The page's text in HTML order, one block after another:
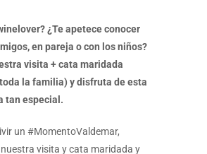
¿Te apetece conocer
en pareja o con los niños?
visita + cata maridada
la familia) y disfruta de esta
tan especial.
un #MomentoValdemar,
visita y cata maridada y